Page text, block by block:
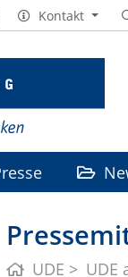
Kontakt
UDE UDE